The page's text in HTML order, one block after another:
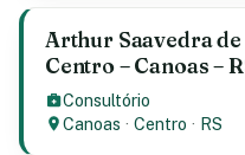
Arthur Saavedra
Centro – Canoas –
Consultório
Canoas ·Centro · RS